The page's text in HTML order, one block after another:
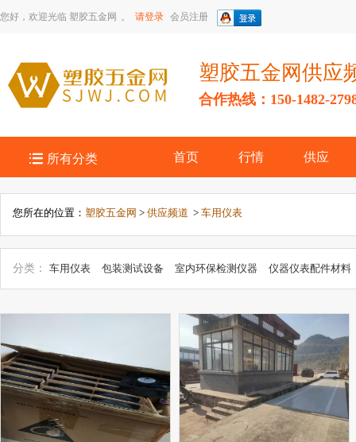
您好，欢迎光临 塑胶五金网 。 请登录 会员注册
塑胶五金网供应
合作热线：150-1482-
 所有分类 首页 行情 供应
您所在的位置： 塑胶五金网 > 供应频道 > 车用仪表
分类： 车用仪表 包装测试设备 室内环保检测仪器
仪器仪表配件材料
候环境设备
试验设备 通用分析仪器 生物仪器 医用仪器仪表
衡器
验室常用设备
计量标准器具 无损检测仪器 粮食水分仪
专用仪器仪表